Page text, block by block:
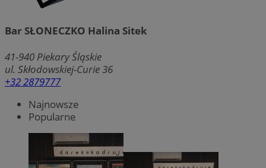
Bar SŁONECZKO Halina Sitek
41-940 Piekary Śląskie
ul. Skłodowskiej-Curie 36
+32 2879777
Najnowsze
Popularne